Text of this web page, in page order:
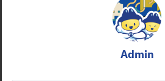
Admin